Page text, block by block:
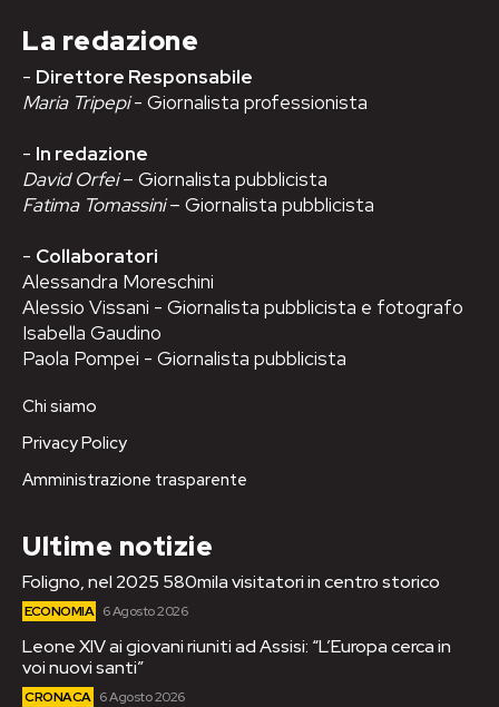
La redazione
- Direttore Responsabile
Maria Tripepi- Giornalista professionista
- In redazione
David Orfei– Giornalista pubblicista
Fatima Tomassini– Giornalista pubblicista
- Collaboratori
Alessandra Moreschini
Alessio Vissani - Giornalista pubblicista e fotografo
Isabella Gaudino
Paola Pompei - Giornalista pubblicista
Chi siamo
Privacy Policy
Amministrazione trasparente
Ultime notizie
Foligno, nel 2025 580mila visitatori in centro storico
ECONOMIA 6 Agosto 2026
Leone XIV ai giovani riuniti ad Assisi: “L’Europa cerca in
voi nuovi santi”
CRONACA 6 Agosto 2026